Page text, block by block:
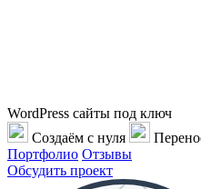
WordPress сайты под ключ
Создаём с нуля
Портфолио Отзывы
Обсудить проект